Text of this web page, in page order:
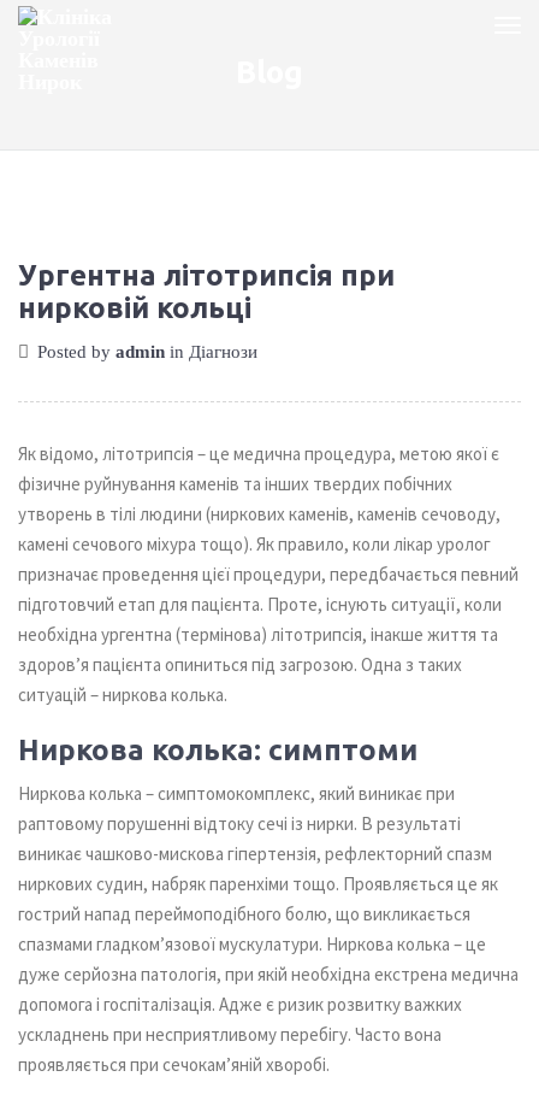
Ургентна літотрипсія при
нирковій кольці
Posted by admin in Діагнози
Як відомо, літотрипсія – це медична процедура, метою якої є
фізичне руйнування каменів та інших твердих побічних
утворень в тілі людини (ниркових каменів, каменів сечоводу,
камені сечового міхура тощо). Як правило, коли лікар уролог
призначає проведення цієї процедури, передбачається певний
підготовчий етап для пацієнта. Проте, існують ситуації, коли
необхідна ургентна (термінова) літотрипсія, інакше життя та
здоров’я пацієнта опиниться під загрозою. Одна з таких
ситуацій – ниркова колька.
Ниркова колька: симптоми
Ниркова колька – симптомокомплекс, який виникає при
раптовому порушенні відтоку сечі із нирки. В результаті
виникає чашково-мискова гіпертензія, рефлекторний спазм
ниркових судин, набряк паренхіми тощо. Проявляється це як
гострий напад переймоподібного болю, що викликається
спазмами гладком’язової мускулатури. Ниркова колька – це
дуже серйозна патологія, при якій необхідна екстрена медична
допомога і госпіталізація. Адже є ризик розвитку важких
ускладнень при несприятливому перебігу. Часто вона
проявляється при сечокам’яній хворобі.